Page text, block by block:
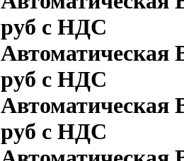
руб с НДС
Автоматическая
руб с НДС
Автоматическая
руб с НДС